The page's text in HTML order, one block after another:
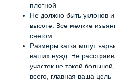
плотной.
Не должно быть уклонов
высоте. Все мелкие
снегом.
Размеры катка могут
ваших нужд. Не
участок не такой
всего, главная ваша цель